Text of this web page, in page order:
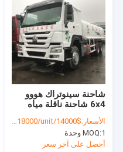
شاحنة سينوتراك هووو
6x4 شاحنة ناقلة مياه
مستعملة 10 عجلات
الأسعار:$14000/unit-$18000/unit
MOQ:1 وحدة
أحصل على آخر سعر